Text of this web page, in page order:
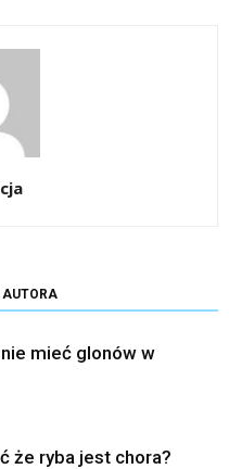
AUTORA
mieć glonów w
że ryba jest chora?